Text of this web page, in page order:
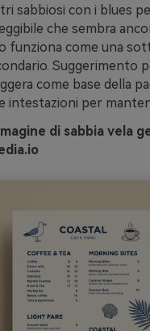
sabbiosi con i blues
che sembra
funziona come una
Suggerimento
come base della
intestazioni per
di sabbia vela